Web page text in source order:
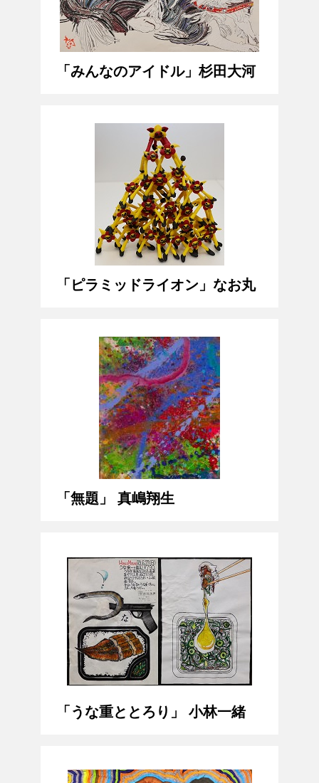
「みんなのアイドル」杉田大河
「ピラミッドライオン」なお丸
「無題」 真嶋翔生
「うな重ととろり」 小林一緒